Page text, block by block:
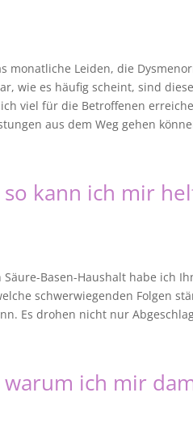
monatliche Leiden, die
wie es häufig scheint, sind
viel für die Betroffenen
aus dem Weg gehen
so kann ich mir
Basen-Haushalt habe ich
schwerwiegenden Folgen
Es drohen nicht nur
ich mir